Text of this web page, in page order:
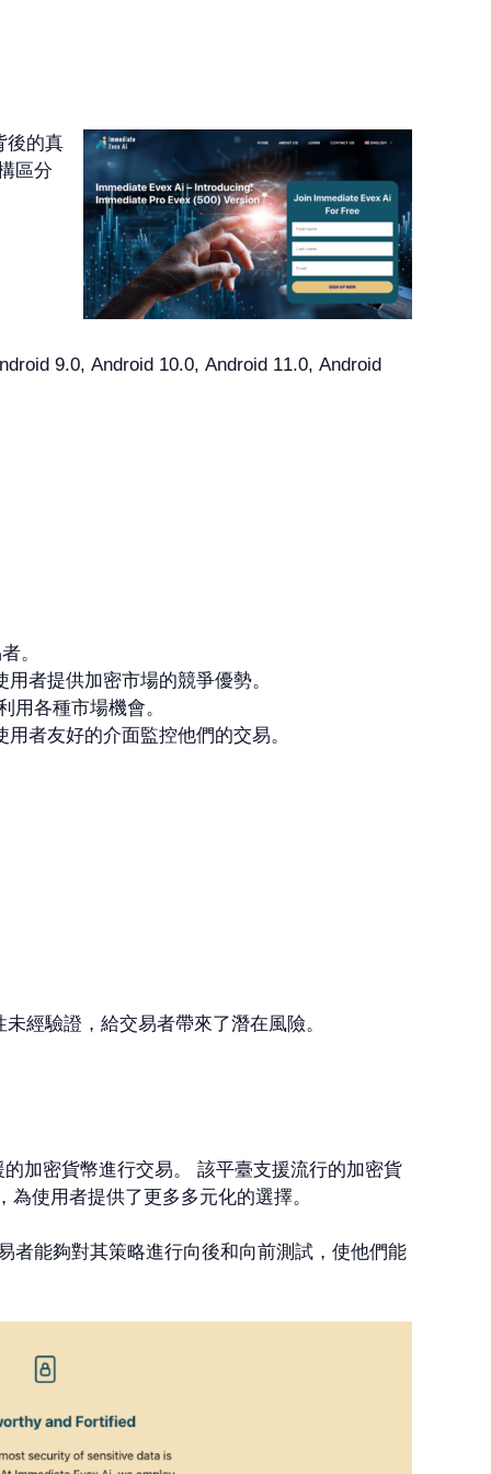
後的真
區分
9.0, Android 10.0, Android 11.0, Android
。
者提供加密市場的競爭優勢。
各種市場機會。
者友好的介面監控他們的交易。
經驗證，給交易者帶來了潛在風險。
加密貨幣進行交易。 該平臺支援流行的加密貨
使用者提供了更多多元化的選擇。
者能夠對其策略進行向後和向前測試，使他們能